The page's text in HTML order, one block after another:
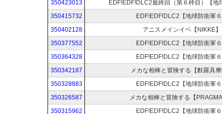
350423013
EDF!EDF!DLC2最終回（第６枠目）【地
350415732
EDF!EDF!DLC2【地球防衛軍６
350402128
アニスメインイベ【NIKKE】
350377552
EDF!EDF!DLC2【地球防衛軍６
350364328
EDF!EDF!DLC2【地球防衛軍６
350342187
メカな相棒と冒険する【麩羅具摩
350328883
EDF!EDF!DLC2【地球防衛軍６
350326587
メカな相棒と冒険する【
350315962
EDF!EDF!DLC2【地球防衛軍６